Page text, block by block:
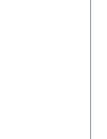
Fluidics